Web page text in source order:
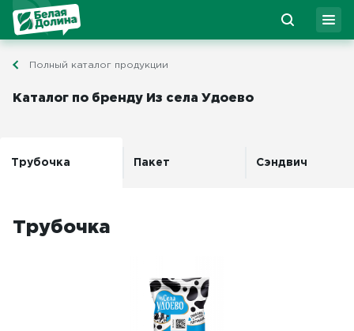
Полный каталог продукции
Каталог по бренду Из села Удоево
Трубочка Пакет Сэндвич
Трубочка